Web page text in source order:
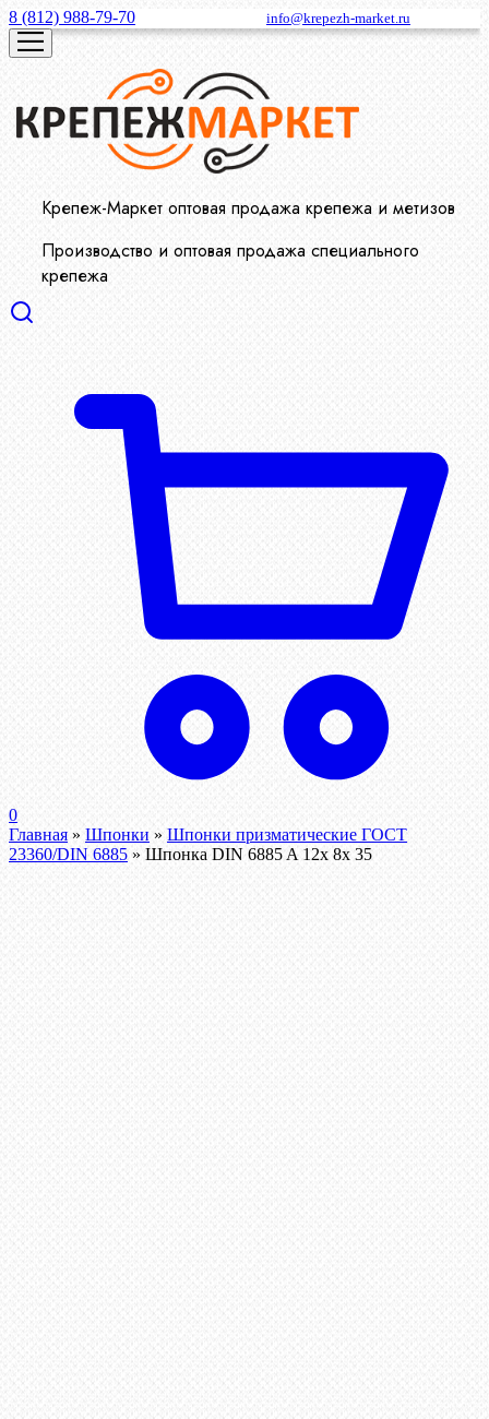
8 (812) 988-79-70 info@krepezh-market.ru
Крепеж-Маркет оптовая продажа крепежа и метизов
Производство и оптовая продажа специального
крепежа
0
Главная » Шпонки » Шпонки призматические ГОСТ
23360/DIN 6885 » Шпонка DIN 6885 A 12x 8x 35